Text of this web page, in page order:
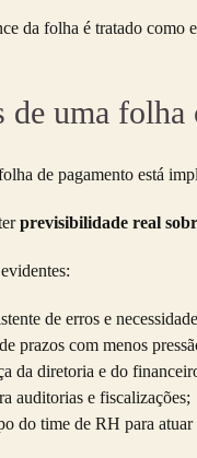
da folha é tratado como
de uma folha
de pagamento está
previsibilidade real
de erros e
prazos com menos
da diretoria e do
auditorias e fiscalizações;
do time de RH para atuar